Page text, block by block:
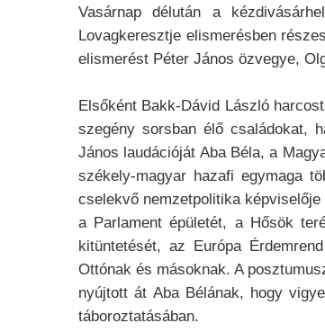
Vasárnap délután a
Lovagkeresztje elismerésben
elismerést Péter János özvegye,
Elsőként Bakk-Dávid László
szegény sorsban élő családokat,
János laudációját Aba Béla, a
székely-magyar hazafi egymaga
cselekvő nemzetpolitika
a Parlament épületét, a Hősök
kitüntetését, az Európa
Ottónak és másoknak. A
nyújtott át Aba Bélának, hogy
táboroztatásában.